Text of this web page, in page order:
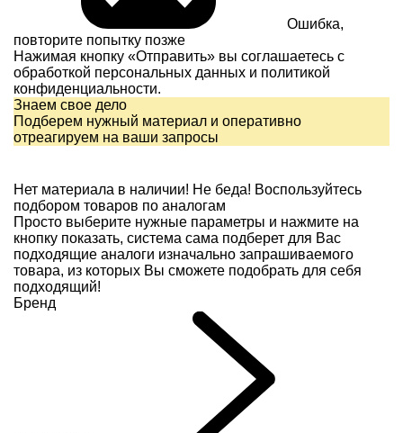
Ошибка,
повторите попытку позже
Нажимая кнопку «Отправить» вы соглашаетесь с
обработкой персональных данных и политикой
конфиденциальности.
Знаем свое дело
Подберем нужный материал и оперативно
отреагируем на ваши запросы
Нет материала в наличии! Не беда! Воспользуйтесь
подбором товаров по аналогам
Просто выберите нужные параметры и нажмите на
кнопку показать, система сама подберет для Вас
подходящие аналоги изначально запрашиваемого
товара, из которых Вы сможете подобрать для себя
подходящий!
Бренд